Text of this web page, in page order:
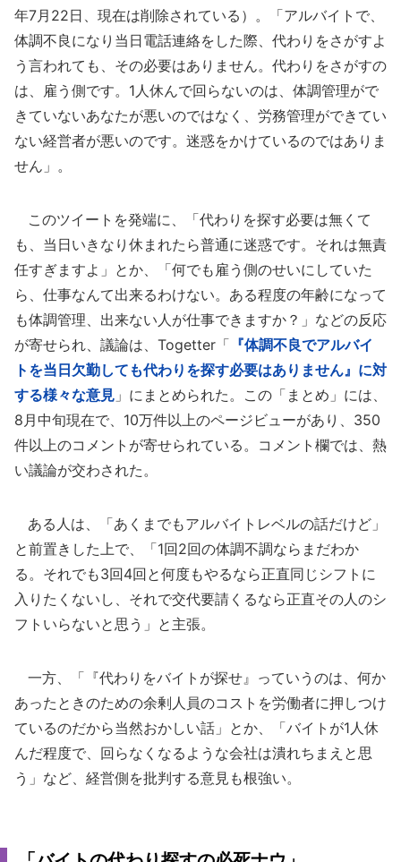
年7月22日、現在は削除されている）。「アルバイトで、
体調不良になり当日電話連絡をした際、代わりをさがすよ
う言われても、その必要はありません。代わりをさがすの
は、雇う側です。1人休んで回らないのは、体調管理がで
きていないあなたが悪いのではなく、労務管理ができてい
ない経営者が悪いのです。迷惑をかけているのではありま
せん」。
このツイートを発端に、「代わりを探す必要は無くて
も、当日いきなり休まれたら普通に迷惑です。それは無責
任すぎますよ」とか、「何でも雇う側のせいにしていた
ら、仕事なんて出来るわけない。ある程度の年齢になって
も体調管理、出来ない人が仕事できますか？」などの反応
が寄せられ、議論は、Togetter「 『体調不良でアルバイ
トを当日欠勤しても代わりを探す必要はありません』に対
する様々な意見 」にまとめられた。この「まとめ」には、
8月中旬現在で、10万件以上のページビューがあり、350
件以上のコメントが寄せられている。コメント欄では、熱
い議論が交わされた。
ある人は、「あくまでもアルバイトレベルの話だけど」
と前置きした上で、「1回2回の体調不調ならまだわか
る。それでも3回4回と何度もやるなら正直同じシフトに
入りたくないし、それで交代要請くるなら正直その人のシ
フトいらないと思う」と主張。
一方、「『代わりをバイトが探せ』っていうのは、何か
あったときのための余剰人員のコストを労働者に押しつけ
ているのだから当然おかしい話」とか、「バイトが1人休
んだ程度で、回らなくなるような会社は潰れちまえと思
う」など、経営側を批判する意見も根強い。